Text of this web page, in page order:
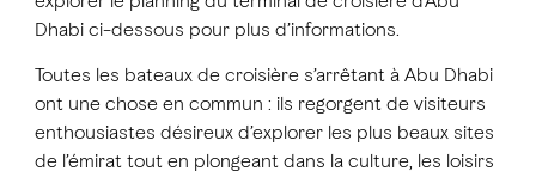
Dhabi ci-dessous pour plus d’informations.
Toutes les bateaux de croisière s’arrêtant à Abu Dhabi
ont une chose en commun : ils regorgent de visiteurs
enthousiastes désireux d’explorer les plus beaux sites
de l’émirat tout en plongeant dans la culture, les loisirs